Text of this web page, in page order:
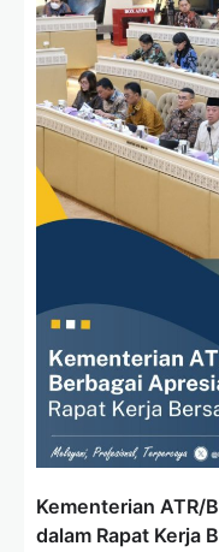
Kementerian ATR/
dalam Rapat Kerja